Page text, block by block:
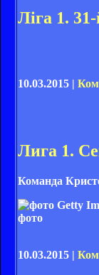
Ліга 1.
10.03.2015 |
Лига 1.
Команда
фото
10.03.2015 |